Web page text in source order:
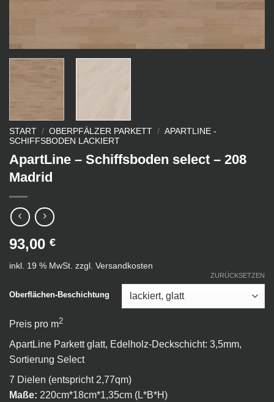
START / OBERPFÄLZER PARKETT / APARTLINE -
SCHIFFSBODEN LACKIERT
ApartLine – Schiffsboden select – 208
Madrid
93,00 €
inkl. 19 % MwSt. zzgl. Versandkosten
Oberflächen-Beschichtung
ZURÜCKSETZEN
Preis pro m2
ApartLine Parkett glatt, Edelholz-Deckschicht: 3,5mm,
Sortierung Select
7 Dielen (entspricht 2,77qm)
Maße: 220cm*18cm*1,35cm (L*B*H)